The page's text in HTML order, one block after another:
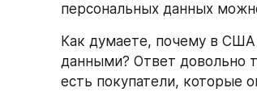
персональных данных
Как думаете, почему в
данными? Ответ довольно
есть покупатели, которые